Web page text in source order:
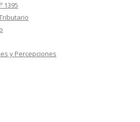
1395
y Percepciones